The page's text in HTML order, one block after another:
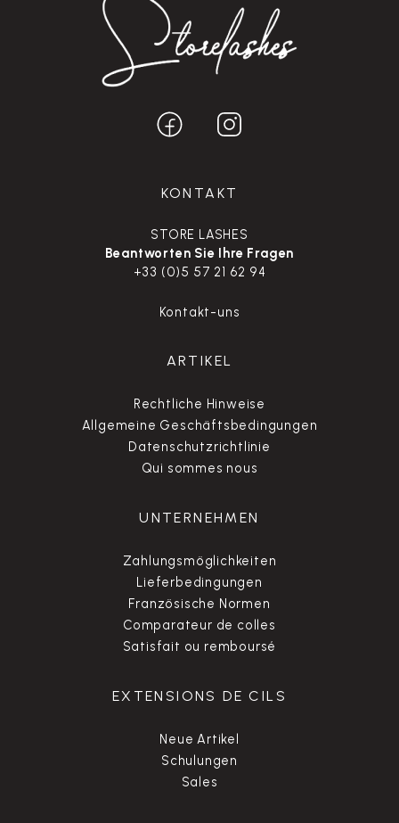
KONTAKT
STORE LASHES
Beantworten Sie Ihre Fragen
+33 (0)5 57 21 62 94
Kontakt-uns
ARTIKEL
Rechtliche Hinweise
Allgemeine Geschäftsbedingungen
Datenschutzrichtlinie
Qui sommes nous
UNTERNEHMEN
Zahlungsmöglichkeiten
Lieferbedingungen
Französische Normen
Comparateur de colles
Satisfait ou remboursé
EXTENSIONS DE CILS
Neue Artikel
Schulungen
Sales